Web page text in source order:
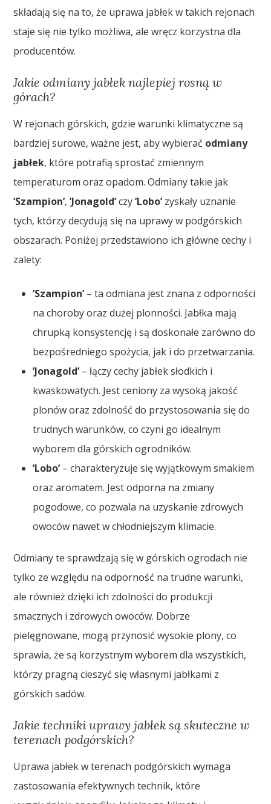
składają się na to, że uprawa jabłek w takich rejonach
staje się nie tylko możliwa, ale wręcz korzystna dla
producentów.
Jakie odmiany jabłek najlepiej rosną w
górach?
W rejonach górskich, gdzie warunki klimatyczne są
bardziej surowe, ważne jest, aby wybierać odmiany
jabłek, które potrafią sprostać zmiennym
temperaturom oraz opadom. Odmiany takie jak
’Szampion’,’Jonagold’czy’Lobo’zyskały uznanie
tych, którzy decydują się na uprawy w podgórskich
obszarach. Poniżej przedstawiono ich główne cechy i
zalety:
’Szampion’– ta odmiana jest znana z odporności
na choroby oraz dużej plonności. Jabłka mają
chrupką konsystencję i są doskonałe zarówno do
bezpośredniego spożycia, jak i do przetwarzania.
’Jonagold’– łączy cechy jabłek słodkich i
kwaskowatych. Jest ceniony za wysoką jakość
plonów oraz zdolność do przystosowania się do
trudnych warunków, co czyni go idealnym
wyborem dla górskich ogrodników.
’Lobo’– charakteryzuje się wyjątkowym smakiem
oraz aromatem. Jest odporna na zmiany
pogodowe, co pozwala na uzyskanie zdrowych
owoców nawet w chłodniejszym klimacie.
Odmiany te sprawdzają się w górskich ogrodach nie
tylko ze względu na odporność na trudne warunki,
ale również dzięki ich zdolności do produkcji
smacznych i zdrowych owoców. Dobrze
pielęgnowane, mogą przynosić wysokie plony, co
sprawia, że są korzystnym wyborem dla wszystkich,
którzy pragną cieszyć się własnymi jabłkami z
górskich sadów.
Jakie techniki uprawy jabłek są skuteczne w
terenach podgórskich?
Uprawa jabłek w terenach podgórskich wymaga
zastosowania efektywnych technik, które